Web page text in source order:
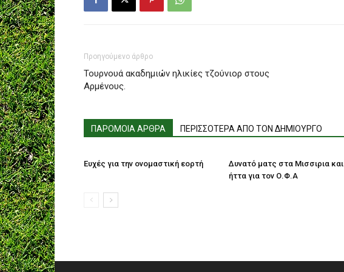
Προηγούμενο άρθρο
Τουρνουά ακαδημιών ηλικίες τζούνιορ στους
Αρμένους.
ΠΑΡΟΜΟΙΑ ΑΡΘΡΑ ΠΕΡΙΣΣΟΤΕΡΑ ΑΠΟ ΤΟΝ ΔΗΜΙΟΥΡΓΟ
Ευχές για την ονομαστική εορτή
Δυνατό ματς στα Μισσιρια και
ήττα για τον Ο.Φ.Α